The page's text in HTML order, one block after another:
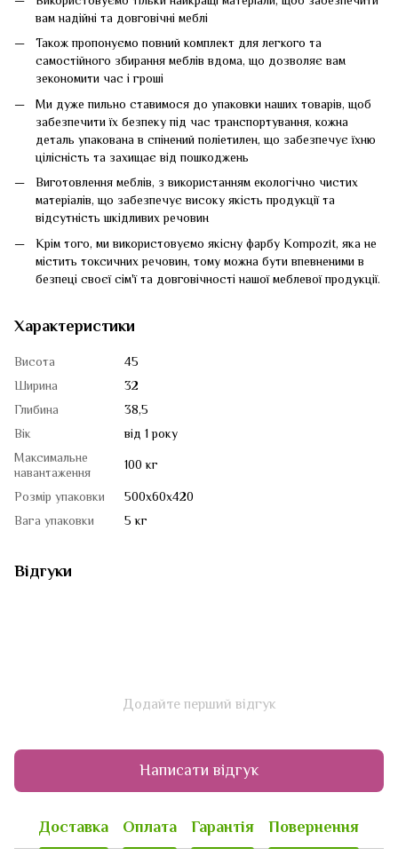
вам надійні та довговічні меблі
Також пропонуємо повний комплект для легкого та
самостійного збирання меблів вдома, що дозволяє вам
зекономити час і гроші
Ми дуже пильно ставимося до упаковки наших товарів, щоб
забезпечити їх безпеку під час транспортування, кожна
деталь упакована в спінений поліетилен, що забезпечує їхню
цілісність та захищає від пошкоджень
Виготовлення меблів, з використанням екологічно чистих
матеріалів, що забезпечує високу якість продукції та
відсутність шкідливих речовин
Крім того, ми використовуємо якісну фарбу Kompozit, яка не
містить токсичних речовин, тому можна бути впевненими в
безпеці своєї сім'ї та довговічності нашої меблевої продукції.
Характеристики
Висота
45
Ширина
32
Глибина
38,5
Вік
від 1 року
Максимальне
навантаження
100 кг
Розмір упаковки
500х60х420
Вага упаковки
5 кг
Відгуки
Додайте перший відгук
Написати відгук
Доставка Оплата Гарантія Повернення